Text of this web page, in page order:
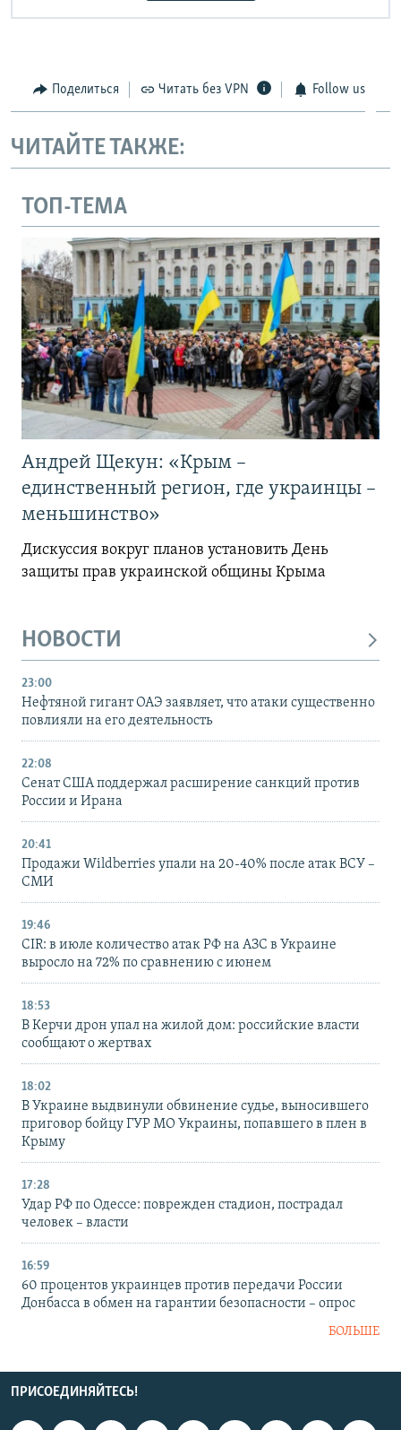
Поделиться Читать без VPN Follow us
ЧИТАЙТЕ ТАКЖЕ:
ТОП-ТЕМА
Андрей Щекун: «Крым –
единственный регион, где украинцы –
меньшинство»
Дискуссия вокруг планов установить День
защиты прав украинской общины Крыма
НОВОСТИ
23:00
Нефтяной гигант ОАЭ заявляет, что атаки существенно
повлияли на его деятельность
22:08
Сенат США поддержал расширение санкций против
России и Ирана
20:41
Продажи Wildberries упали на 20-40% после атак ВСУ –
СМИ
19:46
CIR: в июле количество атак РФ на АЗС в Украине
выросло на 72% по сравнению с июнем
18:53
В Керчи дрон упал на жилой дом: российские власти
сообщают о жертвах
18:02
В Украине выдвинули обвинение судье, выносившего
приговор бойцу ГУР МО Украины, попавшего в плен в
Крыму
17:28
Удар РФ по Одессе: поврежден стадион, пострадал
человек – власти
16:59
60 процентов украинцев против передачи России
Донбасса в обмен на гарантии безопасности – опрос
БОЛЬШЕ
ПРИСОЕДИНЯЙТЕСЬ!